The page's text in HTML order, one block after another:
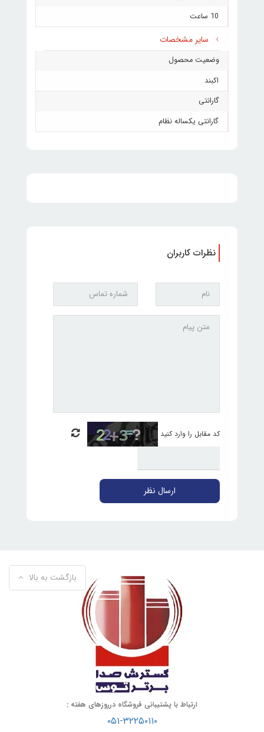
10 ساعت
سایر مشخصات
وضعیت محصول
اکبند
گارانتی
گارانتی یکساله نظام
نظرات کاربران
کد مقابل را وارد کنید
ارسال نظر
بازگشت به بالا
ارتباط با پشتیبانی فروشگاه درروزهای هفته :
۰۵۱-۳۲۲۵۰۱۱۰